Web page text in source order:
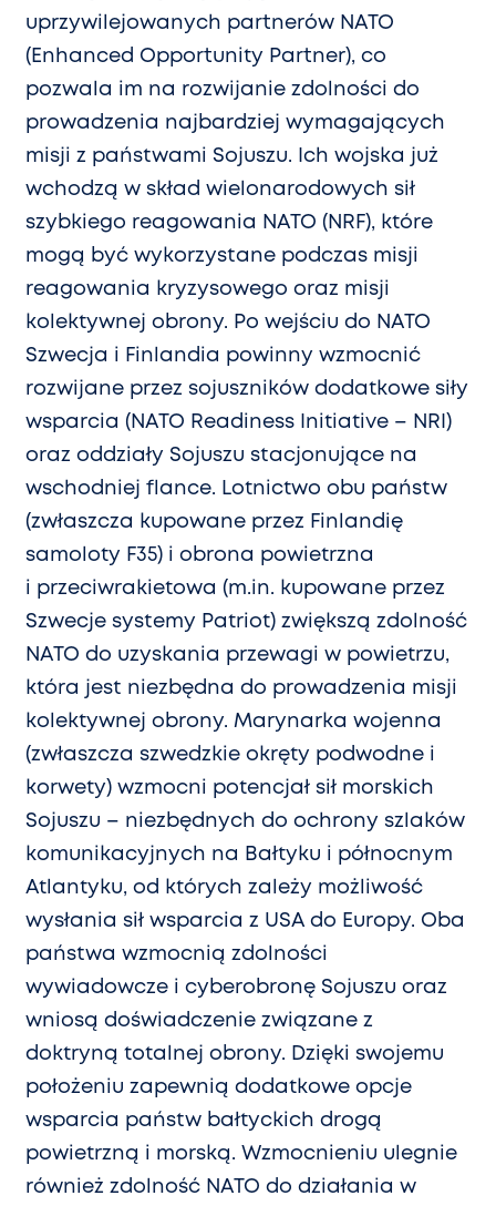
uprzywilejowanych partnerów NATO
(Enhanced Opportunity Partner), co
pozwala im na rozwijanie zdolności do
prowadzenia najbardziej wymagających
misji z państwami Sojuszu. Ich wojska już
wchodzą w skład wielonarodowych sił
szybkiego reagowania NATO (NRF), które
mogą być wykorzystane podczas misji
reagowania kryzysowego oraz misji
kolektywnej obrony. Po wejściu do NATO
Szwecja i Finlandia powinny wzmocnić
rozwijane przez sojuszników dodatkowe siły
wsparcia (NATO Readiness Initiative – NRI)
oraz oddziały Sojuszu stacjonujące na
wschodniej flance. Lotnictwo obu państw
(zwłaszcza kupowane przez Finlandię
samoloty F35) i obrona powietrzna
i przeciwrakietowa (m.in. kupowane przez
Szwecje systemy Patriot) zwiększą zdolność
NATO do uzyskania przewagi w powietrzu,
która jest niezbędna do prowadzenia misji
kolektywnej obrony. Marynarka wojenna
(zwłaszcza szwedzkie okręty podwodne i
korwety) wzmocni potencjał sił morskich
Sojuszu – niezbędnych do ochrony szlaków
komunikacyjnych na Bałtyku i północnym
Atlantyku, od których zależy możliwość
wysłania sił wsparcia z USA do Europy. Oba
państwa wzmocnią zdolności
wywiadowcze i cyberobronę Sojuszu oraz
wniosą doświadczenie związane z
doktryną totalnej obrony. Dzięki swojemu
położeniu zapewnią dodatkowe opcje
wsparcia państw bałtyckich drogą
powietrzną i morską. Wzmocnieniu ulegnie
również zdolność NATO do działania w